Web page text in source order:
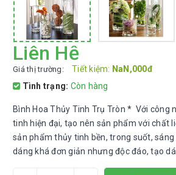
Liên Hệ
Giá thị trường: Tiết kiệm: NaN,000đ
Tình trạng: Còn hàng
Bình Hoa Thủy Tinh Trụ Tròn * Với công
tinh hiện đại, tạo nên sản phẩm với chất
sản phẩm thủy tinh bền, trong suốt, sáng
dáng khá đơn giản nhưng độc đáo, tạo